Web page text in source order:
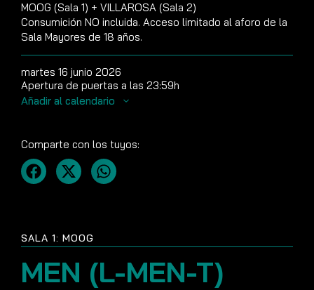
SALA 1: MOOG
MEN (L-MEN-T)
MOOG (Sala 1) + VILLAROSA (Sala 2)
Consumición NO incluida. Acceso limitado al aforo de la
Sala Mayores de 18 años.
martes 16 junio 2026
Apertura de puertas a las 23:59h
Añadir al calendario
Comparte con los tuyos: